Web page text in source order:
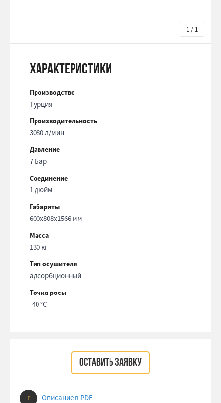
1 / 1
Характеристики
Производство
Турция
Производительность
3080 л/мин
Давление
7 Бар
Соединение
1 дюйм
Габариты
600x808x1566 мм
Масса
130 кг
Тип осушителя
адсорбционный
Точка росы
-40 °С
ОСТАВИТЬ ЗАЯВКУ
Описание в PDF